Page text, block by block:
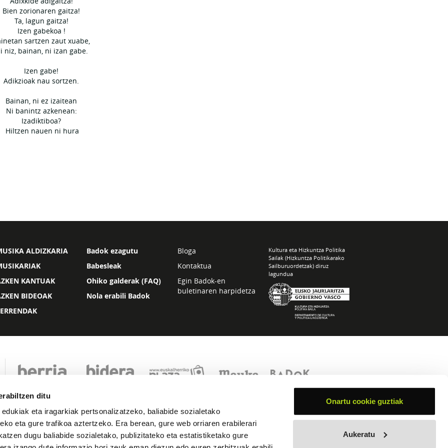
ditu
eta iragarkiak pertsonalizatzeko, baliabide sozialetako
eta gure trafikoa aztertzeko. Era berean, gure web orriaren erabilerari
dugu baliabide sozialetako, publizitateko eta estatistiketako gure
Onartu cookie guztiak
Aukeratu
Bien zorionaren gaitza!
Ta, lagun gaitza!
Izen gabekoa !
sartzen zaut xuabe,
niz, bainan, ni izan gabe.
Izen gabe!
Adikzioak nau sortzen.
Bainan, ni ez izaitean
Ni banintz azkenean:
Izadiktiboa?
Hiltzen nauen ni hura
ALDIZKARIA
KANTUAK
BIDEOAK
Badok ezagutu
Babesleak
Ohiko galderak (FAQ)
Nola erabili Badok
Bloga
Kontaktua
Egin Badok-en
buletinaren harpidetza
Kultura eta Hizkuntza Politika
Sailak (Hizkuntza Politikarako
Sailburuordetzak) diruz
lagundua